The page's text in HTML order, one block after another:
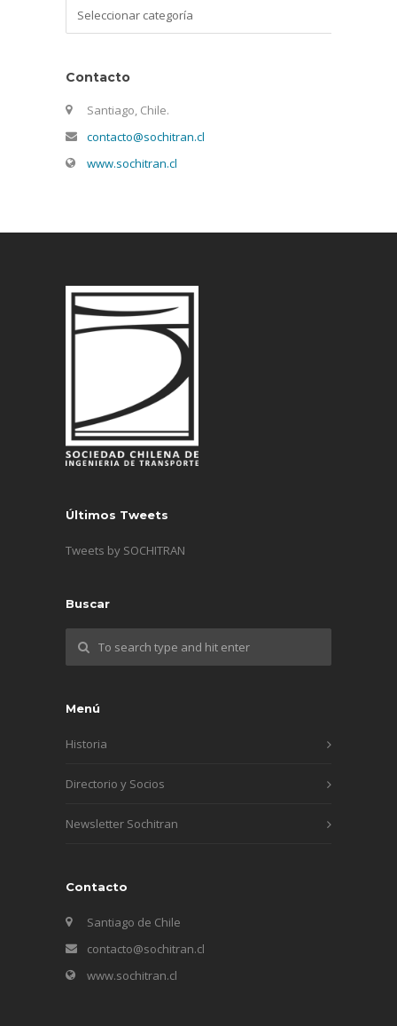
Contacto
Santiago, Chile.
contacto@sochitran.cl
www.sochitran.cl
Últimos Tweets
Tweets by SOCHITRAN
Buscar
Menú
Historia
Directorio y Socios
Newsletter Sochitran
Contacto
Santiago de Chile
contacto@sochitran.cl
www.sochitran.cl